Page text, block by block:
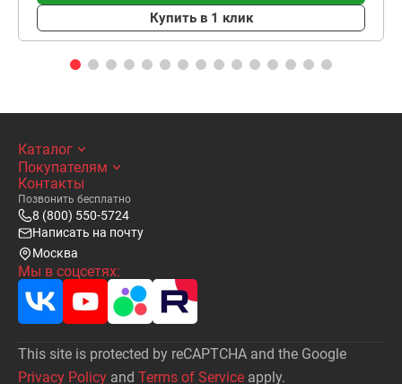
Купить в 1 клик
Каталог
Покупателям
Контакты
Позвонить бесплатно
8 (800) 550-5724
Написать на почту
Москва
Мы в соцсетях:
This site is protected by reCAPTCHA and the Google
Privacy Policy and Terms of Service apply.